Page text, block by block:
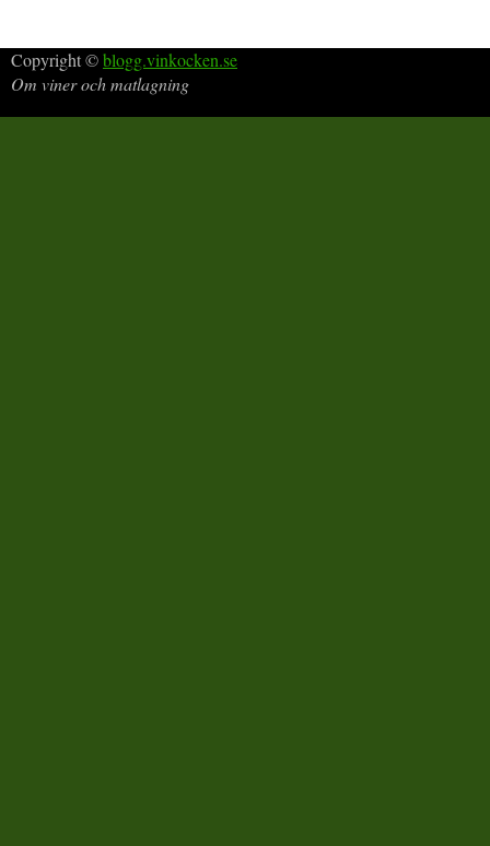
Copyright ©blogg.vinkocken.se
Om viner och matlagning